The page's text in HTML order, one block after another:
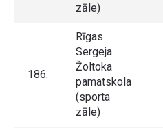
zāle)
186.
Rīgas
Sergeja
Žoltoka
pamatskola
(sporta
zāle)